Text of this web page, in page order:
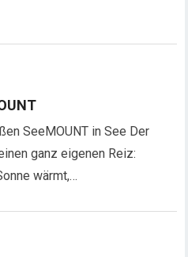
SeeMOUNT in See Der
ganz eigenen Reiz:
wärmt,…